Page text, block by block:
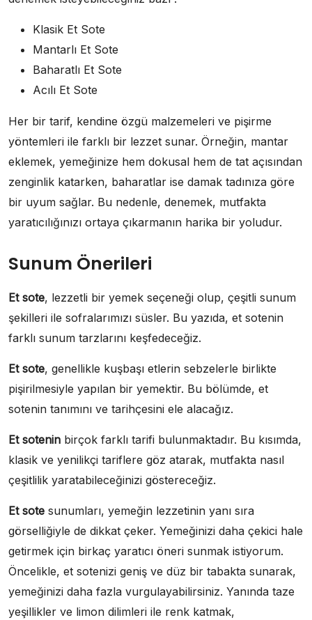
Klasik Et Sote
Mantarlı Et Sote
Baharatlı Et Sote
Acılı Et Sote
Her bir tarif, kendine özgü malzemeleri ve pişirme
yöntemleri ile farklı bir lezzet sunar. Örneğin, mantar
eklemek, yemeğinize hem dokusal hem de tat açısından
zenginlik katarken, baharatlar ise damak tadınıza göre
bir uyum sağlar. Bu nedenle, denemek, mutfakta
yaratıcılığınızı ortaya çıkarmanın harika bir yoludur.
Sunum Önerileri
Et sote, lezzetli bir yemek seçeneği olup, çeşitli sunum
şekilleri ile sofralarımızı süsler. Bu yazıda, et sotenin
farklı sunum tarzlarını keşfedeceğiz.
Et sote, genellikle kuşbaşı etlerin sebzelerle birlikte
pişirilmesiyle yapılan bir yemektir. Bu bölümde, et
sotenin tanımını ve tarihçesini ele alacağız.
Et sotenin birçok farklı tarifi bulunmaktadır. Bu kısımda,
klasik ve yenilikçi tariflere göz atarak, mutfakta nasıl
çeşitlilik yaratabileceğinizi göstereceğiz.
Et sote sunumları, yemeğin lezzetinin yanı sıra
görselliğiyle de dikkat çeker. Yemeğinizi daha çekici hale
getirmek için birkaç yaratıcı öneri sunmak istiyorum.
Öncelikle, et sotenizi geniş ve düz bir tabakta sunarak,
yemeğinizi daha fazla vurgulayabilirsiniz. Yanında taze
yeşillikler ve limon dilimleri ile renk katmak,